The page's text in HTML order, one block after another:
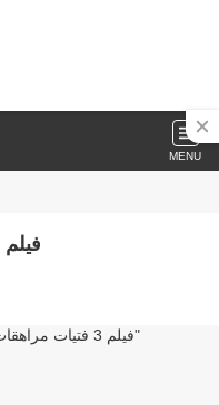
MENU
Arab movie, فيلم 3 فتيات مراهقات